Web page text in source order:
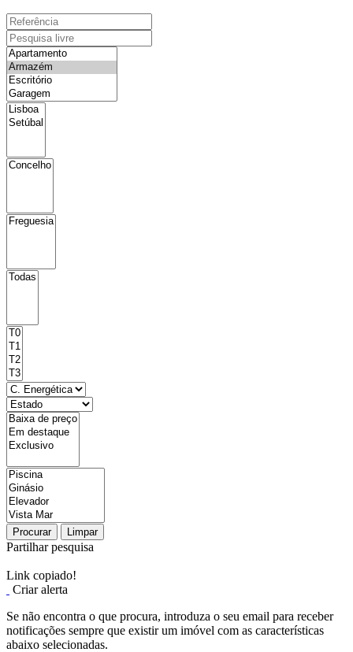
Procurar Limpar
Partilhar pesquisa
Link copiado!
Criar alerta
Se não encontra o que procura, introduza o seu email para receber
notificações sempre que existir um imóvel com as características
abaixo selecionadas.